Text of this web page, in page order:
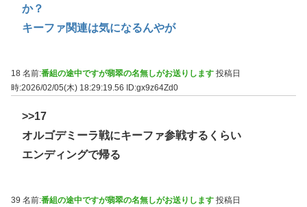
か？
キーファ関連は気になるんやが
18 名前:番組の途中ですが翡翠の名無しがお送りします 投稿日
時:2026/02/05(木) 18:29:19.56
ID:gx9z64Zd0
>>17
オルゴデミーラ戦にキーファ参戦するくらい
エンディングで帰る
39 名前:番組の途中ですが翡翠の名無しがお送りします 投稿日